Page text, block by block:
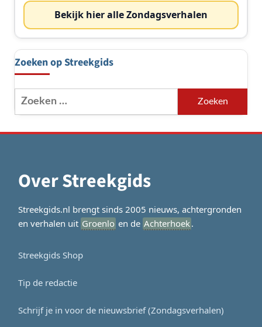
Bekijk hier alle Zondagsverhalen
Zoeken op Streekgids
Zoeken
naar:
Over Streekgids
Streekgids.nl brengt sinds 2005 nieuws, achtergronden
en verhalen uit Groenlo en de Achterhoek.
Streekgids Shop
Tip de redactie
Schrijf je in voor de nieuwsbrief (Zondagsverhalen)